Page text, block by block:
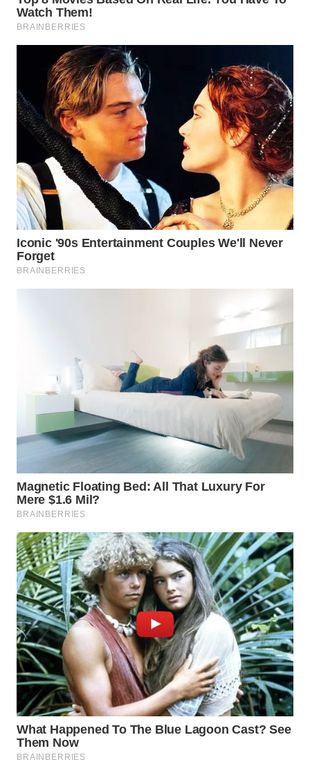
KARAWANG
WN
BEKASI
WN
BOGOR
WN
DEPOK
WN
TAPANULI
UTARA
WN
SAMOSIR
WN
SUMEDANG
WN
CIANJUR
WN
KEPULAUAN
SERIBU
WN
TANGERANG
WN
BINJAI
WN
CIREBON
WN
INDRAMAYU
WN